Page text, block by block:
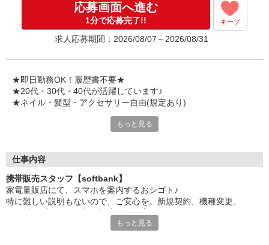
お友達を紹介頂くと,
インセンティブ支給(規定有)
゜・。○。・゜+゜・。○。・゜+゜
応募画面へ進む
1分で応募完了!! キープ
求人応募期間：2026/08/07～2026/08/31
★即日勤務OK！履歴書不要★
★20代・30代・40代が活躍しています♪
★ネイル・髪型・アクセサリー自由(規定あり)
でも心配ご無用！
お互いに教え合ったり、フォローしあったりする
和気あいあいとした人間関係がある店舗ばかり！
皆で一緒にステップアップしましょう♪
【選べるお仕事いろいろ】
もっと見る
仕事内容
携帯販売スタッフ【softbank】
家電量販店にて、スマホを案内するおシゴト♪
特に難しい説明もないので、ご安心を。新規契約、機種変更、
もっと見る